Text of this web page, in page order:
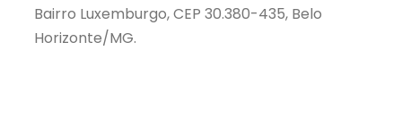
Bairro Luxemburgo, CEP 30.380-435, Belo
Horizonte/MG.